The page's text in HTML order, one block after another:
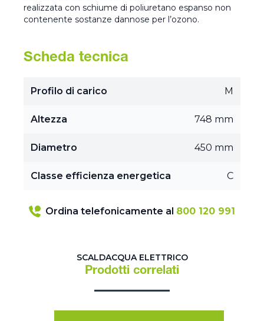
realizzata con schiume di poliuretano espanso non
contenente sostanze dannose per l’ozono.
Scheda tecnica
Profilo di carico M
Altezza 748 mm
Diametro 450 mm
Classe efficienza energetica C
Ordina telefonicamente al 800 120 991
SCALDACQUA ELETTRICO
Prodotti correlati